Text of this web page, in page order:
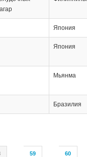
59 60
Япония
Япония
Мьянма
Бразилия